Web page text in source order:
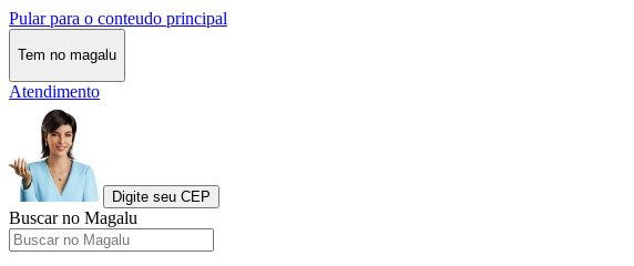
Pular para o conteudo principal
Tem no magalu
Atendimento
Digite seu CEP
Buscar no Magalu